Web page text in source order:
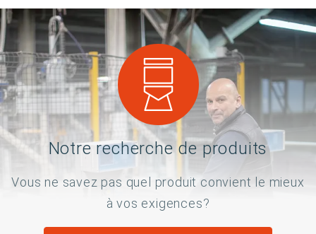
Notre recherche de produits
Vous ne savez pas quel produit convient le mieux
à vos exigences?